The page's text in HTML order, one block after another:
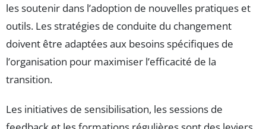
les soutenir dans l’adoption de nouvelles pratiques et
outils. Les stratégies de conduite du changement
doivent être adaptées aux besoins spécifiques de
l’organisation pour maximiser l’efficacité de la
transition.
Les initiatives de sensibilisation, les sessions de